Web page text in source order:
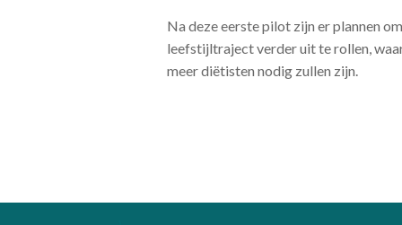
Na deze eerste pilot zijn er plannen
leefstijltraject verder uit te rollen,
meer diëtisten nodig zullen zijn.